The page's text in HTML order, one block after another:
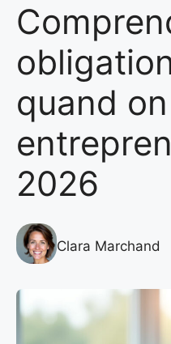
quand
2026
Clara Marchand